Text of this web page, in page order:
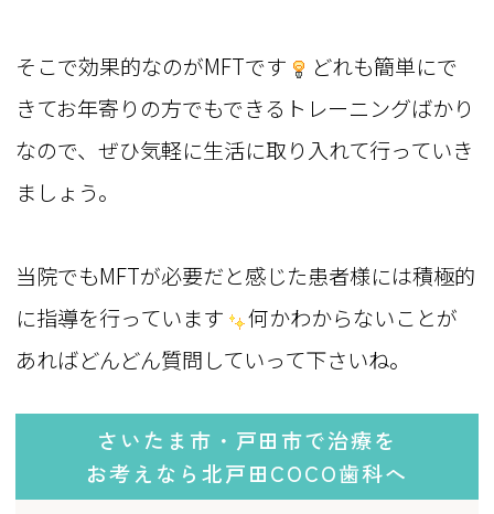
そこで効果的なのがMFTです
どれも簡単にで
きてお年寄りの方でもできるトレーニングばかり
なので、ぜひ気軽に生活に取り入れて行っていき
ましょう。
当院でもMFTが必要だと感じた患者様には積極的
に指導を行っています
何かわからないことが
あればどんどん質問していって下さいね。
さいたま市・戸田市で治療を
お考えなら北戸田COCO歯科へ